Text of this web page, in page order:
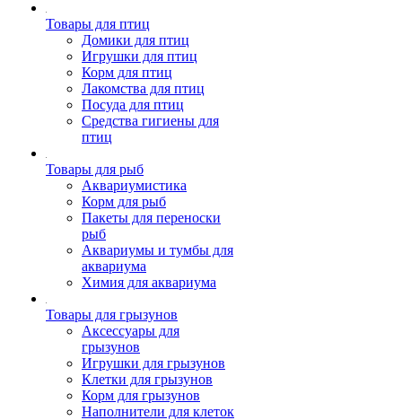
Товары для птиц
Домики для птиц
Игрушки для птиц
Корм для птиц
Лакомства для птиц
Посуда для птиц
Средства гигиены для
птиц
Товары для рыб
Аквариумистика
Корм для рыб
Пакеты для переноски
рыб
Аквариумы и тумбы для
аквариума
Химия для аквариума
Товары для грызунов
Аксессуары для
грызунов
Игрушки для грызунов
Клетки для грызунов
Корм для грызунов
Наполнители для клеток